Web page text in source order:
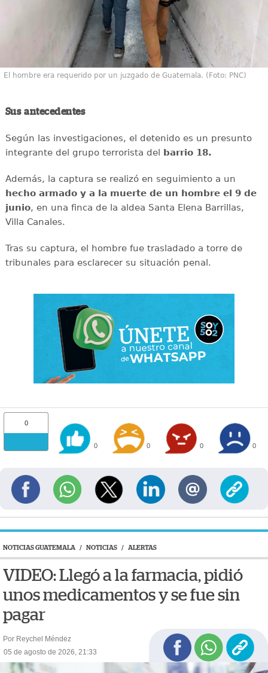
El hombre era requerido por un juzgado de Guatemala. (Foto: PNC)
Sus antecedentes
Según las investigaciones, el detenido es un presunto
integrante del grupo terrorista del barrio 18.
Además, la captura se realizó en seguimiento a un
hecho armado y a la muerte de un hombre el 9 de
junio, en una finca de la aldea Santa Elena Barrillas,
Villa Canales.
Tras su captura, el hombre fue trasladado a torre de
tribunales para esclarecer su situación penal.
0
0 0 0 0
NOTICIAS GUATEMALA / NOTICIAS / ALERTAS
VIDEO: Llegó a la farmacia, pidió
unos medicamentos y se fue sin
pagar
Por Reychel Méndez
05 de agosto de 2026, 21:33